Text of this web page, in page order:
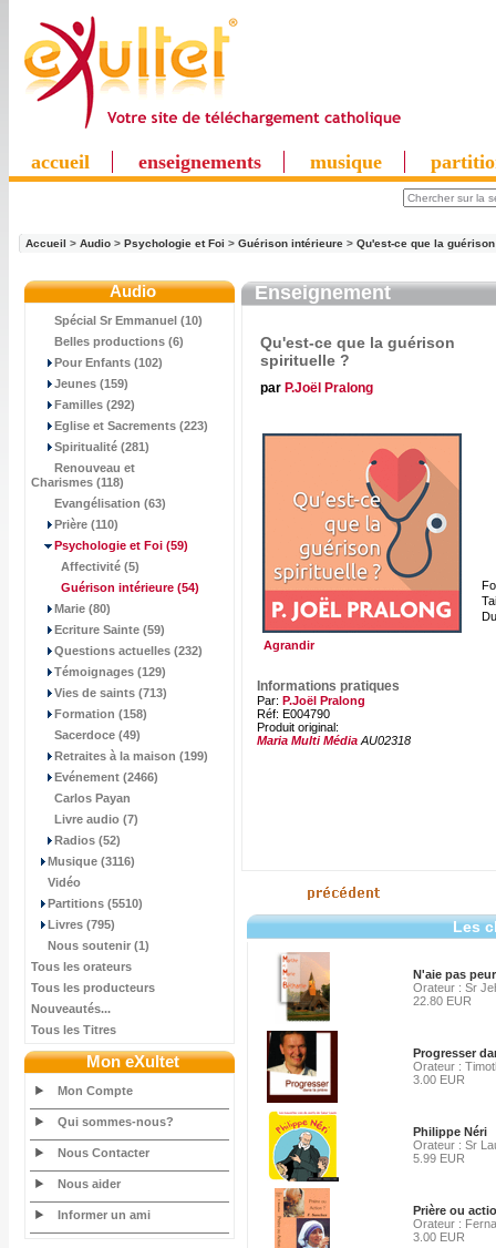
accueil enseignements musique
Accueil > Audio > Psychologie et Foi > Guérison intérieure > Qu'est-ce que la
Audio
Spécial Sr Emmanuel (10)
Belles productions (6)
Pour Enfants (102)
Jeunes (159)
Familles (292)
Eglise et Sacrements (223)
Spiritualité (281)
Renouveau et
Charismes (118)
Evangélisation (63)
Prière (110)
Psychologie et Foi (59)
Affectivité (5)
Guérison intérieure (54)
Marie (80)
Ecriture Sainte (59)
Questions actuelles (232)
Témoignages (129)
Vies de saints (713)
Formation (158)
Sacerdoce (49)
Retraites à la maison (199)
Evénement (2466)
Carlos Payan
Livre audio (7)
Radios (52)
Musique (3116)
Vidéo
Partitions (5510)
Livres (795)
Nous soutenir (1)
Tous les orateurs
Tous les producteurs
Nouveautés...
Tous les Titres
Mon eXultet
Mon Compte
Qui sommes-nous?
Nous Contacter
Nous aider
Informer un ami
Enseignement
Qu'est-ce que la guérison
spirituelle ?
par P.Joël Pralong
Agrandir
Informations pratiques
Par: P.Joël Pralong
Réf: E004790
Produit original:
Maria Multi Média AU02318
Les
N'aie pas
Orateur : Sr
22.80 EUR
Progresser
Orateur :
3.00 EUR
Philippe Néri
Orateur : Sr
5.99 EUR
Prière ou
Orateur :
3.00 EUR